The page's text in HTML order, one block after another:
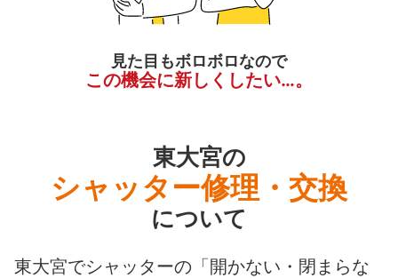
見た目もボロボロなので
この機会に新しくしたい…。
東大宮の
シャッター修理・交換
について
東大宮でシャッターの「開かない・閉まらな